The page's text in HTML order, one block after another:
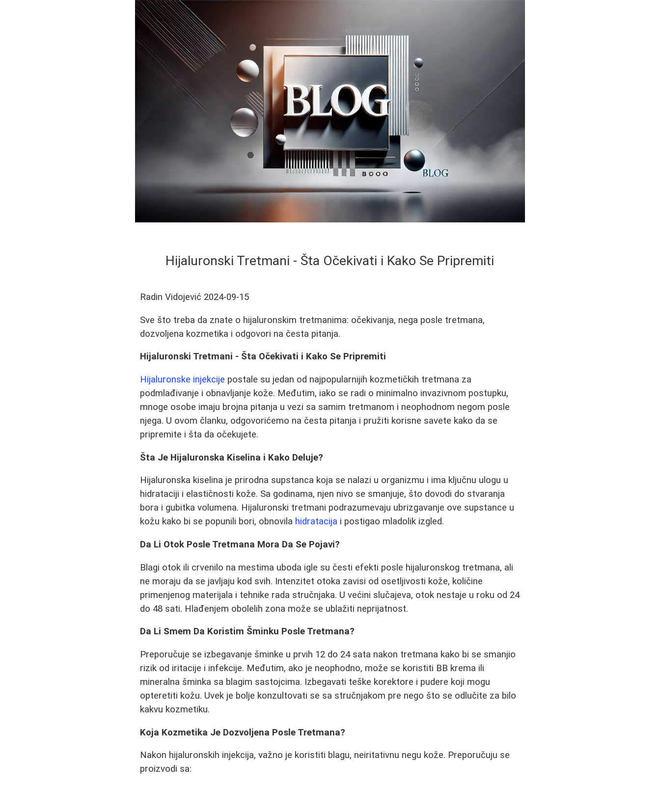
Hijaluronski Tretmani - Šta Očekivati i Kako Se Pripremiti
Radin Vidojević 2024-09-15
Sve što treba da znate o hijaluronskim tretmanima: očekivanja, nega posle tretmana,
dozvoljena kozmetika i odgovori na česta pitanja.
Hijaluronski Tretmani - Šta Očekivati i Kako Se Pripremiti
Hijaluronske injekcije postale su jedan od najpopularnijih kozmetičkih tretmana za
podmlađivanje i obnavljanje kože. Međutim, iako se radi o minimalno invazivnom postupku,
mnoge osobe imaju brojna pitanja u vezi sa samim tretmanom i neophodnom negom posle
njega. U ovom članku, odgovorićemo na česta pitanja i pružiti korisne savete kako da se
pripremite i šta da očekujete.
Šta Je Hijaluronska Kiselina i Kako Deluje?
Hijaluronska kiselina je prirodna supstanca koja se nalazi u organizmu i ima ključnu ulogu u
hidrataciji i elastičnosti kože. Sa godinama, njen nivo se smanjuje, što dovodi do stvaranja
bora i gubitka volumena. Hijaluronski tretmani podrazumevaju ubrizgavanje ove supstance u
kožu kako bi se popunili bori, obnovila hidratacija i postigao mladolik izgled.
Da Li Otok Posle Tretmana Mora Da Se Pojavi?
Blagi otok ili crvenilo na mestima uboda igle su česti efekti posle hijaluronskog tretmana, ali
ne moraju da se javljaju kod svih. Intenzitet otoka zavisi od osetljivosti kože, količine
primenjenog materijala i tehnike rada stručnjaka. U većini slučajeva, otok nestaje u roku od 24
do 48 sati. Hlađenjem obolelih zona može se ublažiti neprijatnost.
Da Li Smem Da Koristim Šminku Posle Tretmana?
Preporučuje se izbegavanje šminke u prvih 12 do 24 sata nakon tretmana kako bi se smanjio
rizik od iritacije i infekcije. Međutim, ako je neophodno, može se koristiti BB krema ili
mineralna šminka sa blagim sastojcima. Izbegavati teške korektore i pudere koji mogu
opteretiti kožu. Uvek je bolje konzultovati se sa stručnjakom pre nego što se odlučite za bilo
kakvu kozmetiku.
Koja Kozmetika Je Dozvoljena Posle Tretmana?
Nakon hijaluronskih injekcija, važno je koristiti blagu, neiritativnu negu kože. Preporučuju se
proizvodi sa: